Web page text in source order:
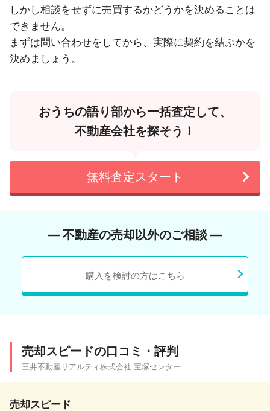
しかし相談をせずに売買するかどうかを決めることは
できません。
まずは問い合わせをしてから、実際に契約を結ぶかを
決めましょう。
おうちの語り部から一括査定して、
不動産会社を探そう！
無料査定スタート
― 不動産の売却以外のご相談 ―
購入を検討の方はこちら
売却スピードの口コミ・評判
三井不動産リアルティ株式会社 宝塚センター
売却スピード